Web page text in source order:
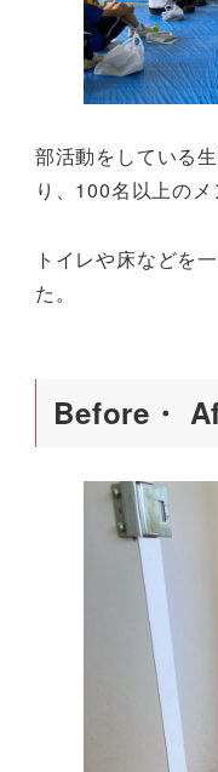
部活動をしている
り、100名以上の
トイレや床などを
た。
Before・